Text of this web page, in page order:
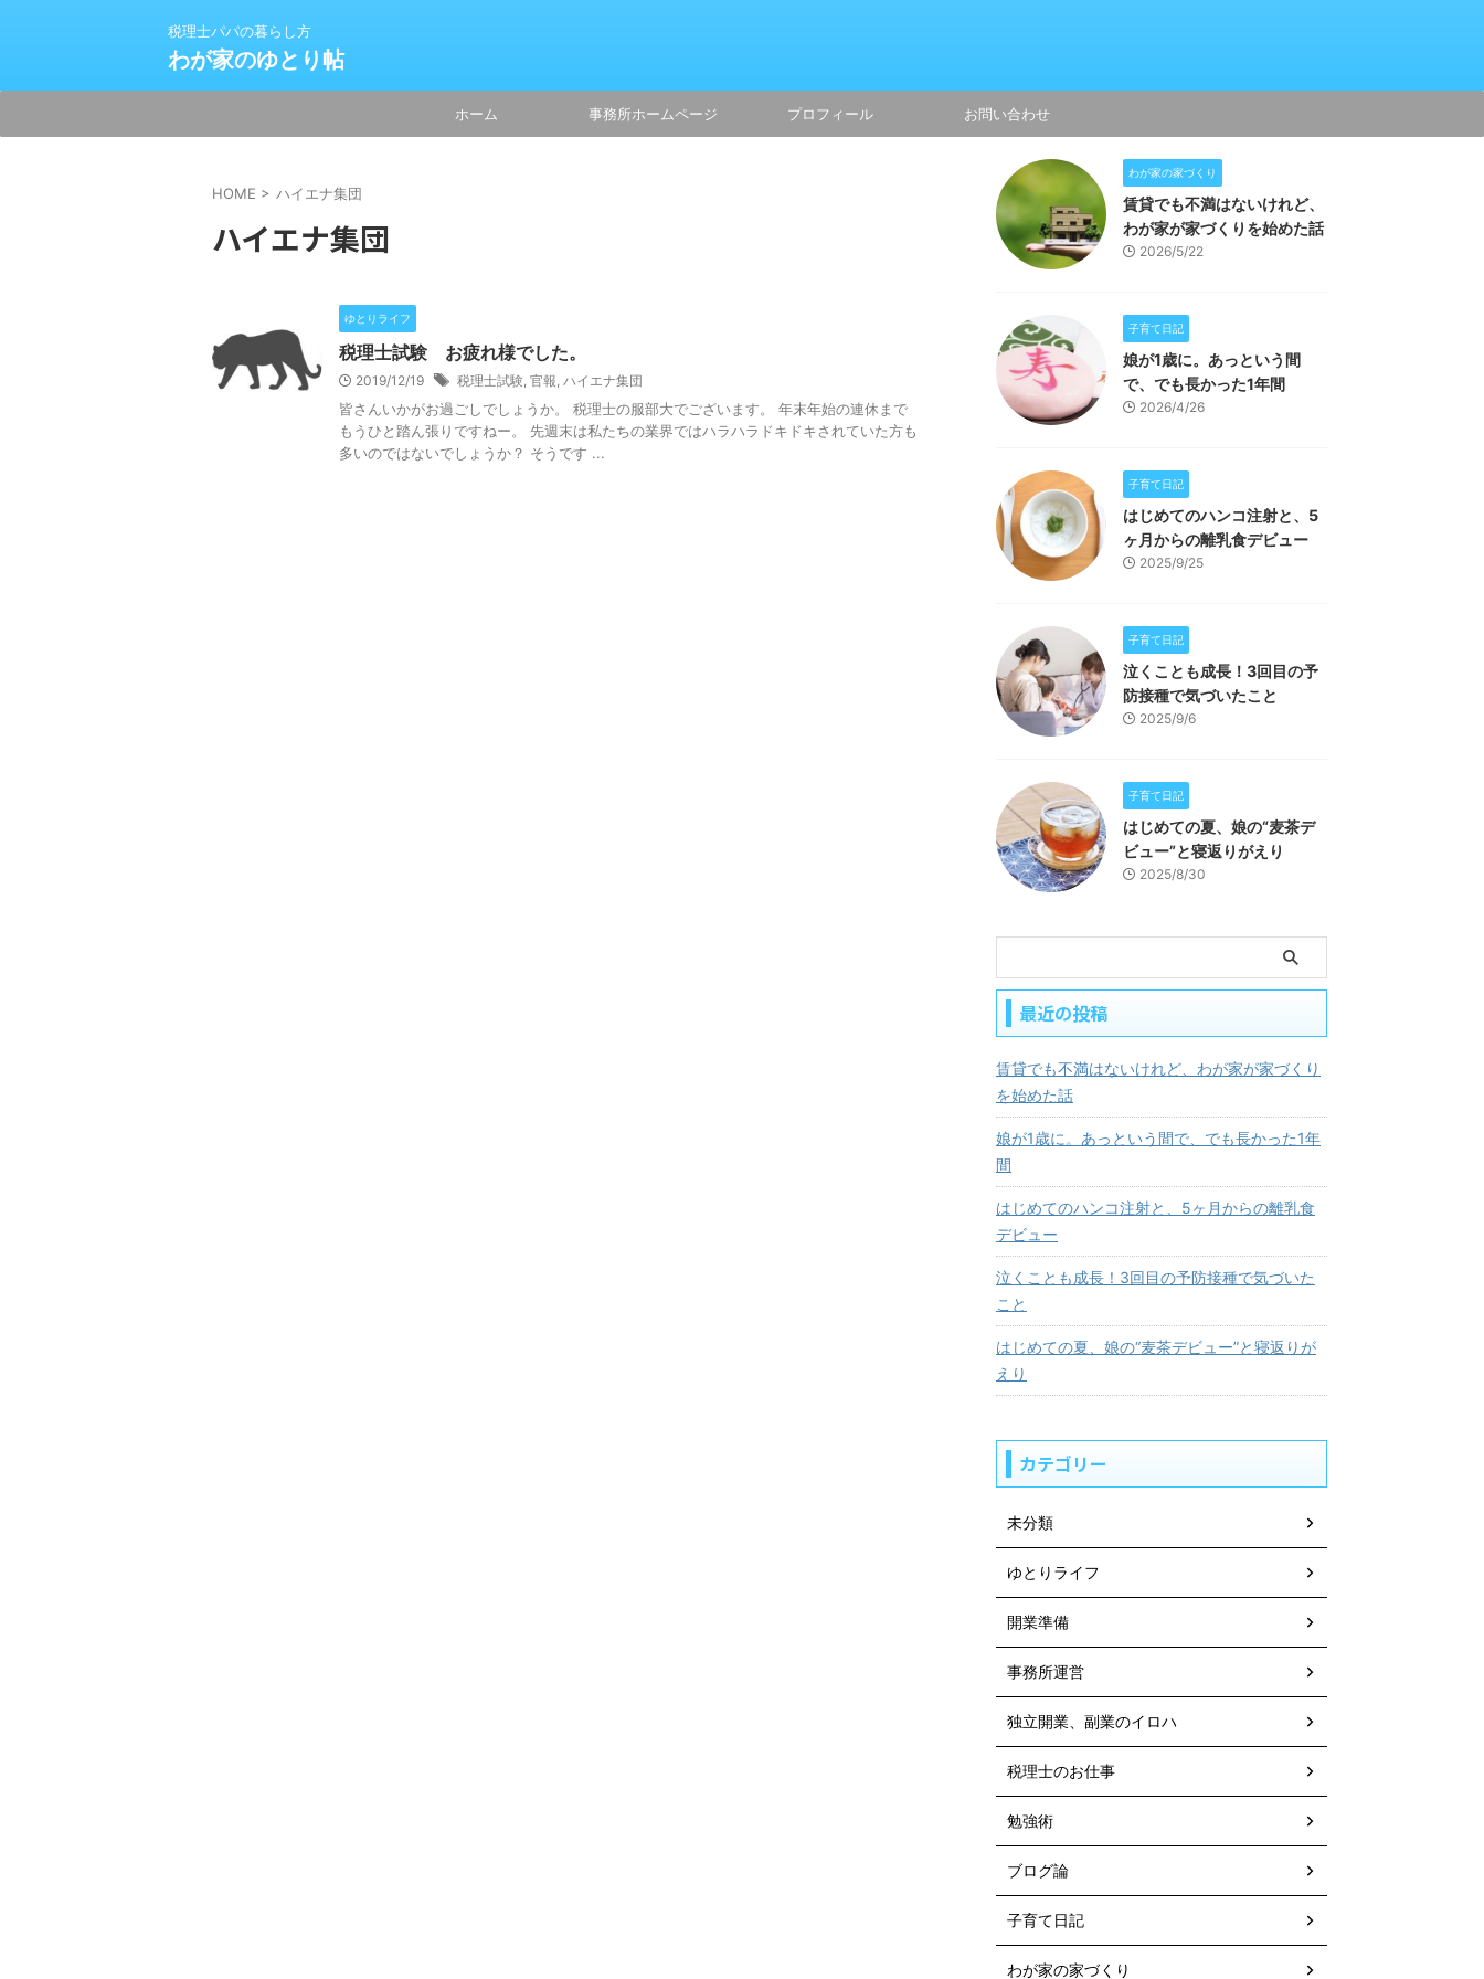
税理士パパの暮らし方
わが家のゆとり帖
ホーム 事務所ホームページ プロフィール お問い合わせ
HOME > ハイエナ集団
ハイエナ集団
ゆとりライフ
税理士試験 お疲れ様でした。
2019/12/19 税理士試験, 官報, ハイエナ集団
皆さんいかがお過ごしでしょうか。 税理士の服部大でございます。 年末年始の連休まで
もうひと踏ん張りですねー。 先週末は私たちの業界ではハラハラドキドキされていた方も
多いのではないでしょうか？ そうです ...
わが家の家づくり
賃貸でも不満はないけれど、
わが家が家づくりを始めた話
2026/5/22
子育て日記
娘が1歳に。あっという間
で、でも長かった1年間
2026/4/26
子育て日記
はじめてのハンコ注射と、5
ヶ月からの離乳食デビュー
2025/9/25
子育て日記
泣くことも成長！3回目の予
防接種で気づいたこと
2025/9/6
子育て日記
はじめての夏、娘の“麦茶デ
ビュー”と寝返りがえり
2025/8/30
最近の投稿
賃貸でも不満はないけれど、わが家が家づくり
を始めた話
娘が1歳に。あっという間で、でも長かった1年
間
はじめてのハンコ注射と、5ヶ月からの離乳食
デビュー
泣くことも成長！3回目の予防接種で気づいた
こと
はじめての夏、娘の“麦茶デビュー”と寝返りが
えり
カテゴリー
未分類
ゆとりライフ
開業準備
事務所運営
独立開業、副業のイロハ
税理士のお仕事
勉強術
ブログ論
子育て日記
わが家の家づくり